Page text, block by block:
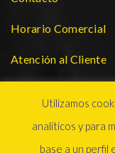
Horario Comercial
Atención al Cliente
Nuestras Redes
Utilizamos
analíticos y para
base a un